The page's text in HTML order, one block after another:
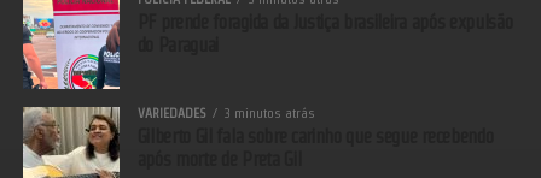
VARIEDADES 3 minutos atrás